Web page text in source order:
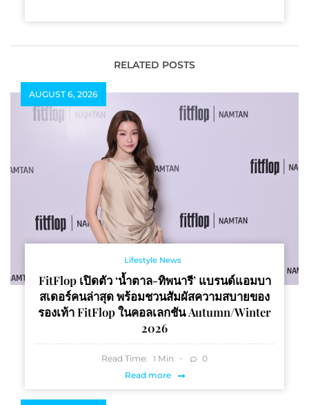
RELATED POSTS
AUGUST 6, 2026
Lifestyle News
FitFlop เปิดตัว ‘น้ำตาล-ทิพนารี’ แบรนด์แอมบา
สเดอร์คนล่าสุด พร้อมชวนสัมผัสความสบายของ
รองเท้า FitFlop ในคอลเลกชัน Autumn/Winter
2026
Read Time: 1 Min
0
Read more